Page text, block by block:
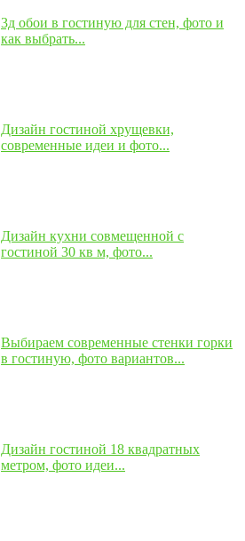
3д обои в гостиную для стен, фото и
как выбрать...
Дизайн гостиной хрущевки,
современные идеи и фото...
Дизайн кухни совмещенной с
гостиной 30 кв м, фото...
Выбираем современные стенки горки
в гостиную, фото вариантов...
Дизайн гостиной 18 квадратных
метром, фото идеи...